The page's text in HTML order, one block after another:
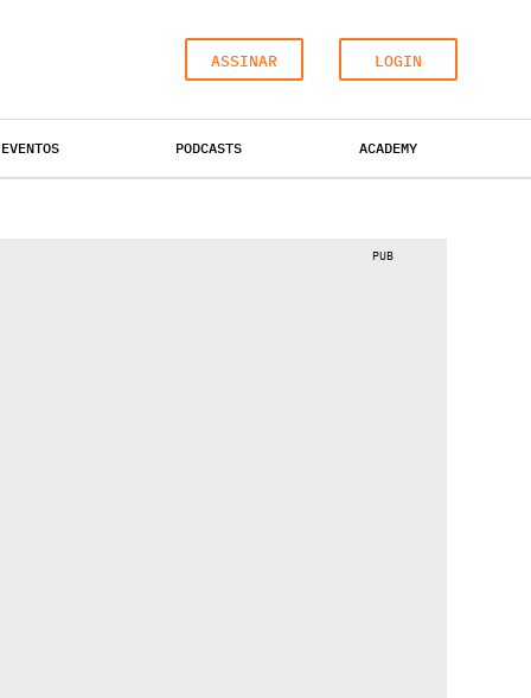
ASSINAR LOGIN
EVENTOS PODCASTS ACADEMY
PUB